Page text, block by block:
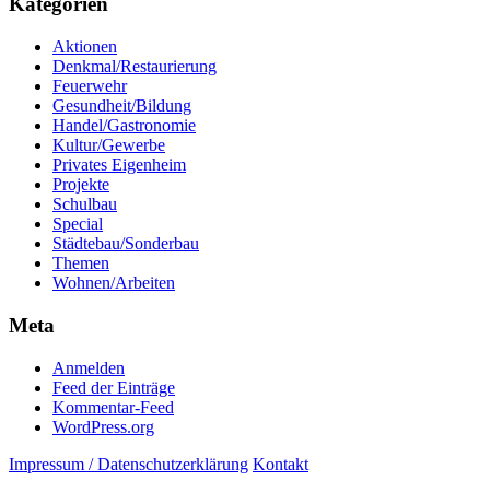
Aktionen
Denkmal/Restaurierung
Feuerwehr
Gesundheit/Bildung
Handel/Gastronomie
Kultur/Gewerbe
Privates Eigenheim
Projekte
Schulbau
Special
Städtebau/Sonderbau
Themen
Wohnen/Arbeiten
Meta
Anmelden
Feed der Einträge
Kommentar-Feed
WordPress.org
Impressum / Datenschutzerklärung Kontakt